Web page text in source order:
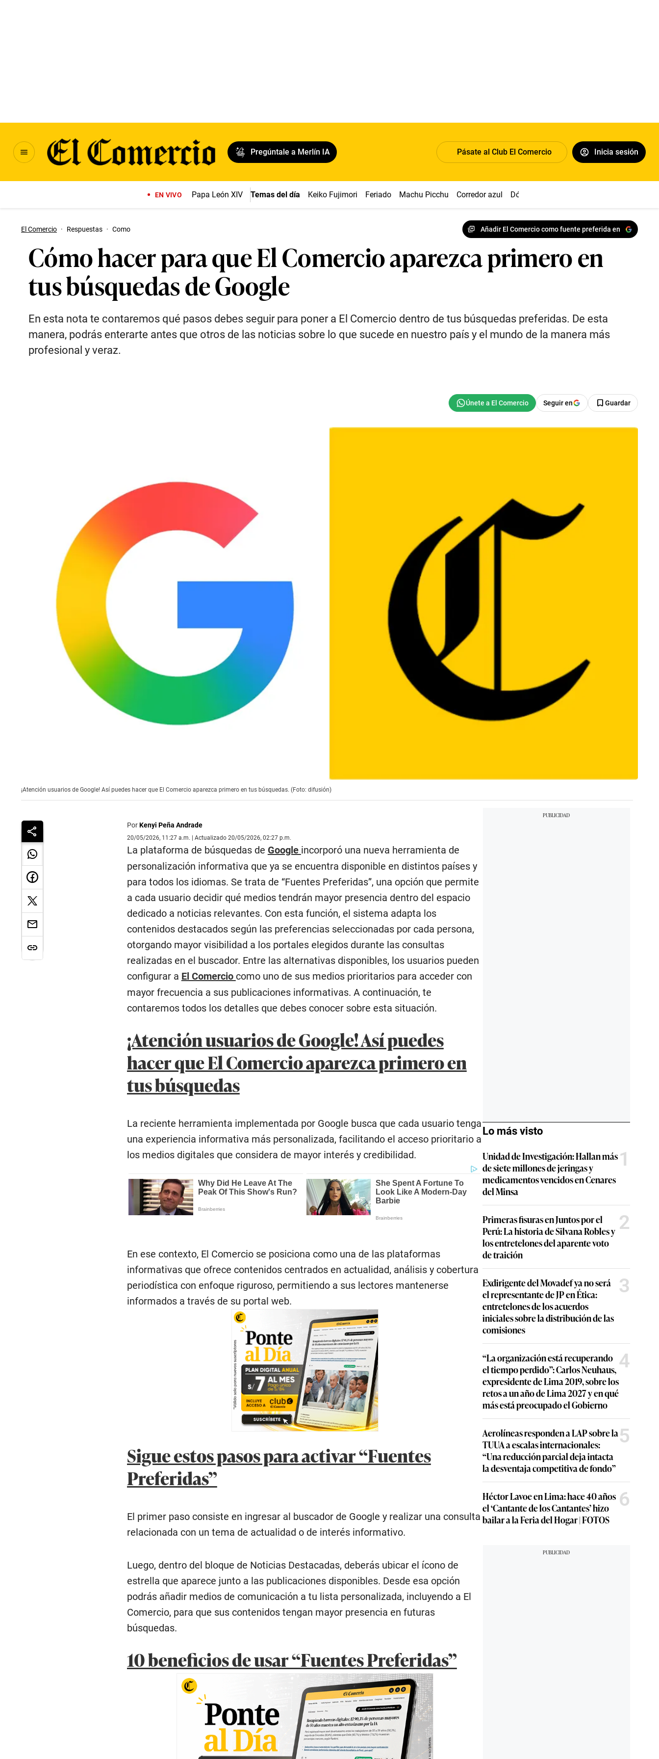
Pregúntale a Merlín IA Pásate al Club El Comercio Inicia sesión
EN VIVO Papa León XIV Temas del día Keiko Fujimori Feriado Machu Picchu Corredor azul Dólar
El Comercio · Respuestas · Como Añadir El Comercio como fuente preferida en
Cómo hacer para que El Comercio aparezca primero en
tus búsquedas de Google
En esta nota te contaremos qué pasos debes seguir para poner a El Comercio dentro de tus búsquedas preferidas. De esta
manera, podrás enterarte antes que otros de las noticias sobre lo que sucede en nuestro país y el mundo de la manera más
profesional y veraz.
Seguir en Guardar
¡Atención usuarios de Google! Así puedes hacer que El Comercio aparezca primero en tus búsquedas. (Foto: difusión)
PorKenyi Peña Andrade
20/05/2026, 11:27 a.m. | Actualizado 20/05/2026, 02:27 p.m.
La plataforma de búsquedas de Google incorporó una nueva herramienta de
personalización informativa que ya se encuentra disponible en distintos países y
para todos los idiomas. Se trata de “Fuentes Preferidas”, una opción que permite
a cada usuario decidir qué medios tendrán mayor presencia dentro del espacio
dedicado a noticias relevantes. Con esta función, el sistema adapta los
contenidos destacados según las preferencias seleccionadas por cada persona,
otorgando mayor visibilidad a los portales elegidos durante las consultas
realizadas en el buscador. Entre las alternativas disponibles, los usuarios pueden
configurar a El Comercio como uno de sus medios prioritarios para acceder con
mayor frecuencia a sus publicaciones informativas. A continuación, te
contaremos todos los detalles que debes conocer sobre esta situación.
¡Atención usuarios de Google! Así puedes
hacer que El Comercio aparezca primero en
tus búsquedas
La reciente herramienta implementada por Google busca que cada usuario tenga
una experiencia informativa más personalizada, facilitando el acceso prioritario a
los medios digitales que considera de mayor interés y credibilidad.
En ese contexto, El Comercio se posiciona como una de las plataformas
informativas que ofrece contenidos centrados en actualidad, análisis y cobertura
periodística con enfoque riguroso, permitiendo a sus lectores mantenerse
informados a través de su portal web.
Sigue estos pasos para activar “Fuentes
Preferidas”
El primer paso consiste en ingresar al buscador de Google y realizar una consulta
relacionada con un tema de actualidad o de interés informativo.
Luego, dentro del bloque de Noticias Destacadas, deberás ubicar el ícono de
estrella que aparece junto a las publicaciones disponibles. Desde esa opción
podrás añadir medios de comunicación a tu lista personalizada, incluyendo a El
Comercio, para que sus contenidos tengan mayor presencia en futuras
búsquedas.
10 beneficios de usar “Fuentes Preferidas”
Lo más visto
Unidad de Investigación: Hallan más
de siete millones de jeringas y
medicamentos vencidos en Cenares
del Minsa
1
Primeras fisuras en Juntos por el
Perú: La historia de Silvana Robles y
los entretelones del aparente voto
de traición
2
Exdirigente del Movadef ya no será
el representante de JP en Ética:
entretelones de los acuerdos
iniciales sobre la distribución de las
comisiones
3
“La organización está recuperando
el tiempo perdido”: Carlos Neuhaus,
expresidente de Lima 2019, sobre los
retos a un año de Lima 2027 y en qué
más está preocupado el Gobierno
4
Aerolíneas responden a LAP sobre la
TUUA a escalas internacionales:
“Una reducción parcial deja intacta
la desventaja competitiva de fondo”
5
Héctor Lavoe en Lima: hace 40 años
el ‘Cantante de los Cantantes’ hizo
bailar a la Feria del Hogar | FOTOS
6